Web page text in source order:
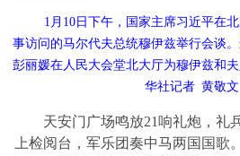
1月10日下午，国家主席习近平在
事访问的马尔代夫总统穆伊兹举行会谈
彭丽媛在人民大会堂北大厅为穆伊兹和
华社记者 黄敬
天安门广场鸣放21响礼炮，礼
上检阅台，军乐团奏中马两国国歌